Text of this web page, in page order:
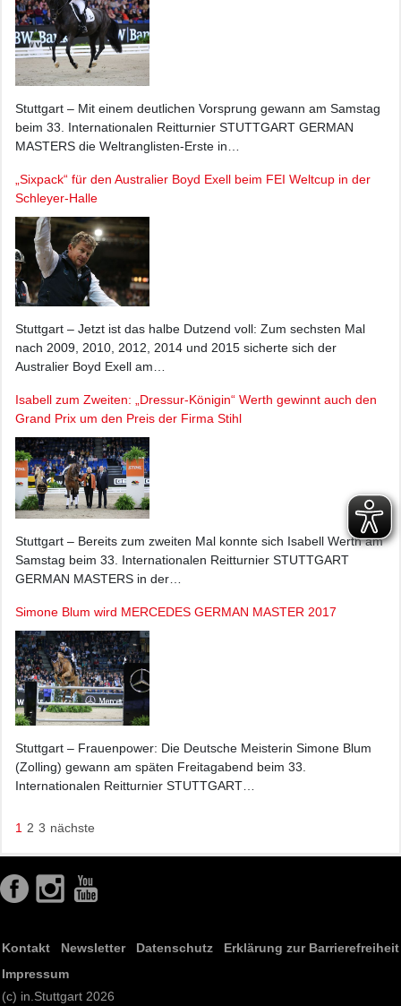
Stuttgart – Mit einem deutlichen Vorsprung gewann am Samstag
beim 33. Internationalen Reitturnier STUTTGART GERMAN
MASTERS die Weltranglisten-Erste in…
„Sixpack“ für den Australier Boyd Exell beim FEI Weltcup in der
Schleyer-Halle
Stuttgart – Jetzt ist das halbe Dutzend voll: Zum sechsten Mal
nach 2009, 2010, 2012, 2014 und 2015 sicherte sich der
Australier Boyd Exell am…
Isabell zum Zweiten: „Dressur-Königin“ Werth gewinnt auch den
Grand Prix um den Preis der Firma Stihl
Stuttgart – Bereits zum zweiten Mal konnte sich Isabell Werth am
Samstag beim 33. Internationalen Reitturnier STUTTGART
GERMAN MASTERS in der…
Simone Blum wird MERCEDES GERMAN MASTER 2017
Stuttgart – Frauenpower: Die Deutsche Meisterin Simone Blum
(Zolling) gewann am späten Freitagabend beim 33.
Internationalen Reitturnier STUTTGART…
1 2 3 nächste
Kontakt Newsletter Datenschutz
Erklärung zur Barrierefreiheit
Impressum
(c) in.Stuttgart 2026